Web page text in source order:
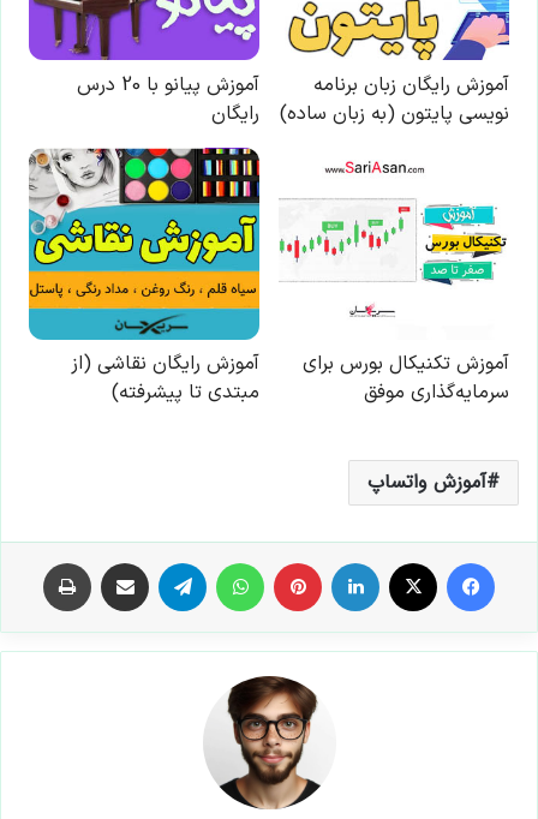
آموزش واتساپ
فیس بوک لینکدین ‫پین‌ترست تلگرام اشتراک گذاری از طریق ایمیل